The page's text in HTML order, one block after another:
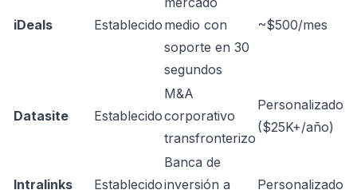
iDeals Establecido medio con
soporte en 30
segundos
~$500/mes
Datasite Establecido
M&A
corporativo
transfronterizo
Personalizado
($25K+/año)
Intralinks Establecido
Banca de
inversión a
Personalizado